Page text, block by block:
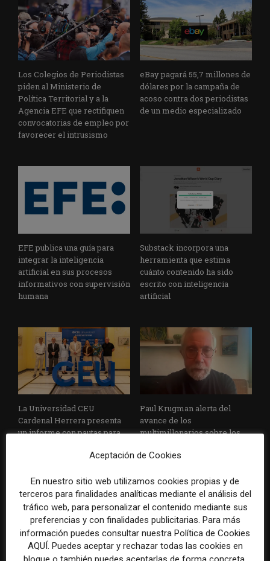
Los Colegios de Periodistas
piden al Ministerio de
Política Territorial y a la
Agencia EFE que rectifiquen
convocatorias de empleo por
favorecer el intrusismo
eBay pagará 55,7 millones de
dólares por la campaña de
acoso contra dos periodistas
de un medio especializado
EFE publica una guía para
integrar la inteligencia
artificial en sus procesos
informativos con supervisión
humana
Substack incorpora una
herramienta que estima
cuánto contenido ha sido
escrito con inteligencia
artificial
La Universidad CEU
Cardenal Herrera presenta
un informe con pautas para
Paul Krugman alerta del
avance de los
multimillonarios sobre los
La Marea cierra 2025 con
El Premio Gabo 2026
Aceptación de Cookies
En nuestro sitio web utilizamos cookies propias y de
terceros para finalidades analíticas mediante el análisis del
tráfico web, para personalizar el contenido mediante sus
preferencias y con finalidades publicitarias. Para más
información puedes consultar nuestra Política de Cookies
AQUÍ. Puedes aceptar y rechazar todas las cookies en